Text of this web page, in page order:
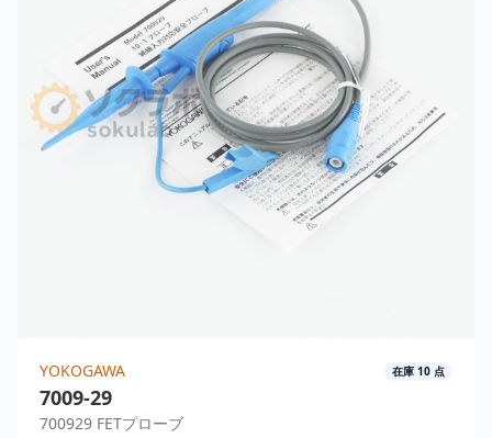
YOKOGAWA 在庫 10 点
7009-29
700929 FETプローブ